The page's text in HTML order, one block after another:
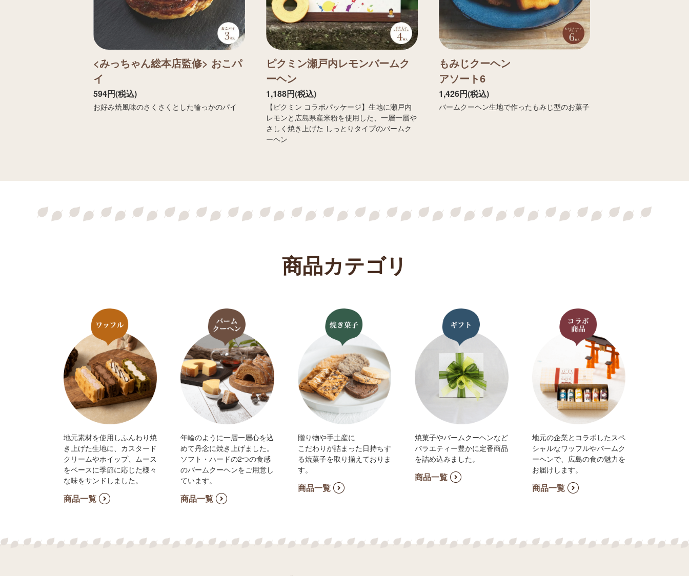
<みっちゃん総本店監修> おこパ
イ
594円(税込)
お好み焼風味のさくさくとした輪っかのパイ
ピクミン瀬戸内レモンバームク
ーヘン
1,188円(税込)
【ピクミン コラボパッケージ】生地に瀬戸内
レモンと広島県産米粉を使用した、一層一層や
さしく焼き上げた しっとりタイプのバームク
ーヘン
もみじクーヘン
アソート6
1,426円(税込)
バームクーヘン生地で作ったもみじ型のお菓子
商品カテゴリ
地元素材を使用しふんわり焼
き上げた生地に、カスタード
クリームやホイップ、ムース
をベースに季節に応じた様々
な味をサンドしました。
商品一覧
年輪のように一層一層心を込
めて丹念に焼き上げました。
ソフト・ハードの2つの食感
のバームクーヘンをご用意し
ています。
商品一覧
贈り物や手土産に
こだわりが詰まった日持ちす
る焼菓子を取り揃えておりま
す。
商品一覧
焼菓子やバームクーヘンなど
バラエティー豊かに定番商品
を詰め込みました。
商品一覧
地元の企業とコラボしたスペ
シャルなワッフルやバームク
ーヘンで、広島の食の魅力を
お届けします。
商品一覧